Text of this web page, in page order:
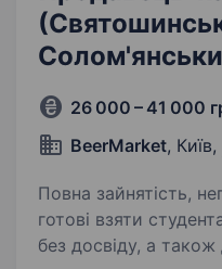
26 000 – 41 000
BeerMarket, Київ,
Повна зайнятість,
готові взяти студента. Робота для
без досвіду, а